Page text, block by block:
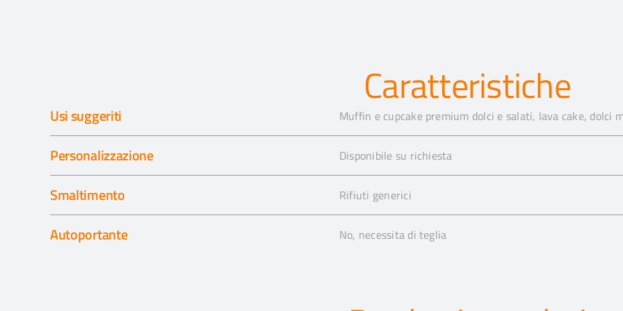
Caratteristiche
Usi suggeriti Muffin e cupcake premium dolci e salati, lava cake, dolci
Personalizzazione Disponibile su richiesta
Smaltimento Rifiuti generici
Autoportante No, necessita di teglia